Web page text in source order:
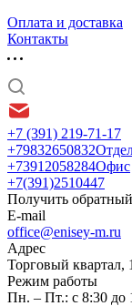
Оплата и доставка
Контакты
+7 (391) 219-71-17
+79832650832
+73912058284Офис
+7(391)2510447
Получить
E-mail
office@enisey-m.ru
Адрес
​Торговый
Режим работы
Пн. – Пт.: с 8:30 до